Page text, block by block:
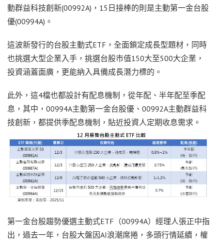
動群益科技創新(00992A)，15日接棒的則是主動第一金台股
優(00994A)。
這波新發行的台股主動式ETF，全面鎖定成長型題材，同時
也挑選大型企業入手，挑選台股市值150大至500大企業，
投資涵蓋面廣，更能納入具備成長潛力標的。
此外，這4檔也都設計有配息機制，從年配、半年配至季配
息，其中，00994A主動第一金台股優、00992A主動群益科
技創新，都提供季配息機制，貼近投資人定期收息需求。
第一金台股趨勢優選主動式ETF（00994A）經理人張正中指
出，過去一年，台股大盤因AI浪潮席捲，多頭行情延續，權